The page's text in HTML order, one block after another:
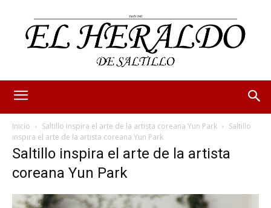
Inicio Saltillo inspira el arte de la artista coreana Yun Park
Saltillo
inspira el arte de la artista coreana Yun Park
Saltillo inspira el arte de la artista
coreana Yun Park